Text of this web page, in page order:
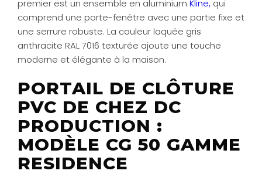
premier est un ensemble en aluminium Kline, qui
comprend une porte-fenêtre avec une partie fixe et
une serrure robuste. La couleur laquée gris
anthracite RAL 7016 texturée ajoute une touche
moderne et élégante à la maison.
PORTAIL DE CLÔTURE
PVC DE CHEZ DC
PRODUCTION :
MODÈLE CG 50 GAMME
RESIDENCE